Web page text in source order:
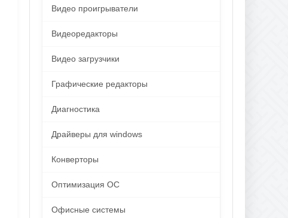
Видео проигрыватели
Видеоредакторы
Видео загрузчики
Графические редакторы
Диагностика
Драйверы для windows
Конверторы
Оптимизация ОС
Офисные системы